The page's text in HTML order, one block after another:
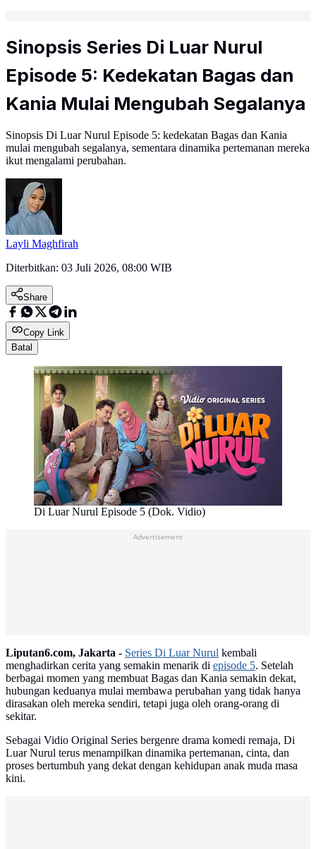
Sinopsis Series Di Luar Nurul
Episode 5: Kedekatan Bagas dan
Kania Mulai Mengubah Segalanya
Sinopsis Di Luar Nurul Episode 5: kedekatan Bagas dan Kania
mulai mengubah segalanya, sementara dinamika pertemanan mereka
ikut mengalami perubahan.
Layli Maghfirah
Diterbitkan: 03 Juli 2026, 08:00 WIB
Share
Copy Link
Batal
Di Luar Nurul Episode 5 (Dok. Vidio)
Advertisement
Liputan6.com, Jakarta - Series Di Luar Nurul kembali
menghadirkan cerita yang semakin menarik di episode 5. Setelah
berbagai momen yang membuat Bagas dan Kania semakin dekat,
hubungan keduanya mulai membawa perubahan yang tidak hanya
dirasakan oleh mereka sendiri, tetapi juga oleh orang-orang di
sekitar.
Sebagai Vidio Original Series bergenre drama komedi remaja, Di
Luar Nurul terus menampilkan dinamika pertemanan, cinta, dan
proses bertumbuh yang dekat dengan kehidupan anak muda masa
kini.